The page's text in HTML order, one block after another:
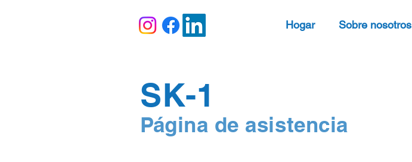
Hogar Sobre nosotros
SK-1
Página de asistencia